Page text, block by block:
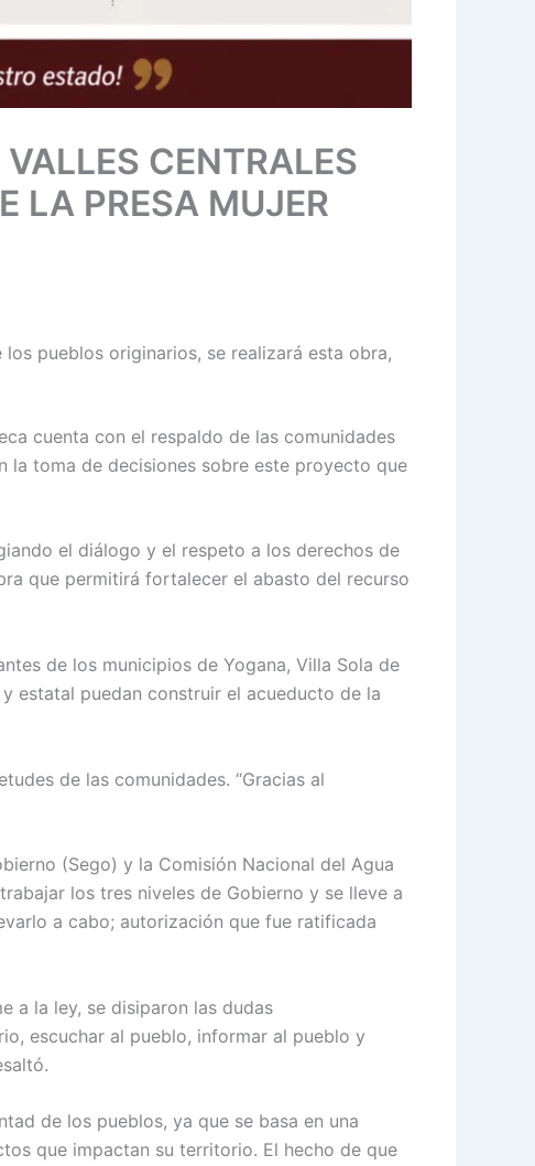
CENTRALES
LA PRESA MUJER
pueblos originarios, se realizará esta obra,
cuenta con el respaldo de las comunidades
la toma de decisiones sobre este proyecto que
el diálogo y el respeto a los derechos de
que permitirá fortalecer el abasto del recurso
de los municipios de Yogana, Villa Sola de
estatal puedan construir el acueducto de la
de las comunidades. “Gracias al
(Sego) y la Comisión Nacional del Agua
los tres niveles de Gobierno y se lleve a
a cabo; autorización que fue ratificada
a la ley, se disiparon las dudas
escuchar al pueblo, informar al pueblo y
de los pueblos, ya que se basa en una
que impactan su territorio. El hecho de que